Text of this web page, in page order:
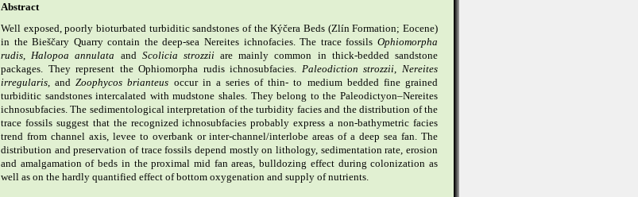
Abstract
Well exposed, poorly bioturbated turbiditic sandstones of the Kýčera Beds (Zlín Formation; Eocene)
in the Bieščary Quarry contain the deep-sea Nereites ichnofacies. The trace fossils Ophiomorpha
rudis,Halopoa annulata and Scolicia strozziiare mainly common in thick-bedded sandstone
packages. They represent the Ophiomorpha rudis ichnosubfacies. Paleodiction strozzii,Nereites
irregularis, andZoophycos brianteus occur in a series of thin- to medium bedded fine grained
turbiditic sandstones intercalated with mudstone shales. They belong to the Paleodictyon–Nereites
ichnosubfacies. The sedimentological interpretation of the turbidity facies and the distribution of the
trace fossils suggest that the recognized ichnosubfacies probably express a non-bathymetric facies
trend from channel axis, levee to overbank or inter-channel/interlobe areas of a deep sea fan. The
distribution and preservation of trace fossils depend mostly on lithology, sedimentation rate, erosion
and amalgamation of beds in the proximal mid fan areas, bulldozing effect during colonization as
well as on the hardly quantified effect of bottom oxygenation and supply of nutrients.